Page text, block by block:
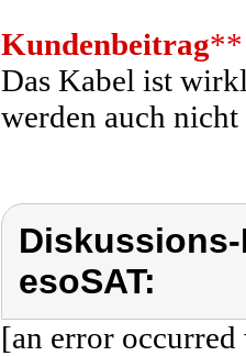
Kundenbeitrag**
Das Kabel ist
werden auch nicht
esoSAT:
[an error